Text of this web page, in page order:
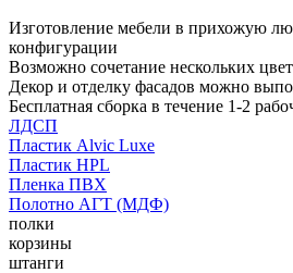
Изготовление мебели в прихожую
конфигурации
Возможно сочетание нескольких
Декор и отделку фасадов можно
Бесплатная сборка в течение 1-2
ЛДСП
Пластик Alvic Luxe
Пластик HPL
Пленка ПВХ
Полотно АГТ (МДФ)
полки
корзины
штанги